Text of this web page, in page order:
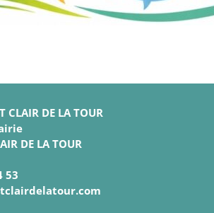
CLAIR DE LA TOUR
DE LA TOUR
53